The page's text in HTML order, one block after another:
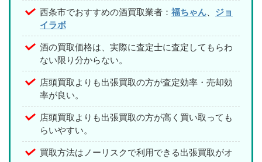
西条市でおすすめの酒買取業者： 福ちゃん
ジョ
イラボ
酒の買取価格は、実際に査定士に査定してもらわ
ない限り分からない。
店頭買取よりも出張買取の方が査定効率・売却効
率が良い。
店頭買取よりも出張買取の方が高く買い取っても
らいやすい。
買取方法はノーリスクで利用できる出張買取がオ